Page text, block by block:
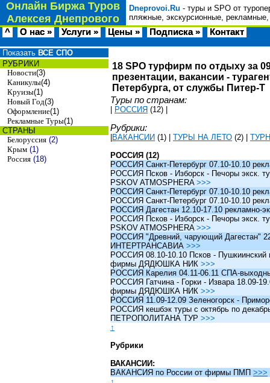
Онлайн Биржа Туров
Алексея Днепрового
Dneprovoi.Ru - туры и SPO от
пляжные, экскурсионные,
^ О нас » Услуги » Цены » Подписка » Контакт
Показать ВСЕ СПО
РУБРИКИ
Новости(3)
Каникулы(4)
Круизы(1)
Новый Год(3)
Оформление(1)
Рекламные Туры(1)
СТРАНЫ
Белоруссия (2)
Крым (1)
Россия (18)
18 SPO турфирм по отдыху за
презентации, вакансии -
Петербурга, от службы Питер-Т
Туры по странам:
РОССИЯ (12)
Рубрики:
ВАКАНСИИ (1) ТУРЫ НА ЛЕТО (2)
РОССИЯ (12)
РОССИЯ Санкт-Петербург 07.10-10.10
РОССИЯ Псков - Изборск - Печоры экск.
PSKOV ATMOSPHERA >>>
РОССИЯ Санкт-Петербург 07.10-10.10
РОССИЯ Санкт-Петербург 07.10-10.10
РОССИЯ Дагестан 12.10-17.10 рекламно-
РОССИЯ Псков - Изборск - Печоры экск.
PSKOV ATMOSPHERA >>>
РОССИЯ "Древний, чарующий Дагестан"
ИНТЕРТРАНСАВИА >>>
РОССИЯ 08.10-10.10 Псков - Пушкиинский
фирмы ДЯДЮШКА НИК >>>
РОССИЯ Карелия 04.11-06.11 СПА-
РОССИЯ Гатчина - Горки - Извара 18.09-
фирмы ДЯДЮШКА НИК >>>
РОССИЯ 11.09-12.09 Зеленогорск -
РОССИЯ кешбэк туры c октябрь по
ПЕТРОПОЛИТАНА ТУР >>>
↑
Рубрики
ВАКАНСИИ:
ВАКАНСИЯ по России от фирмы ПМП >>>